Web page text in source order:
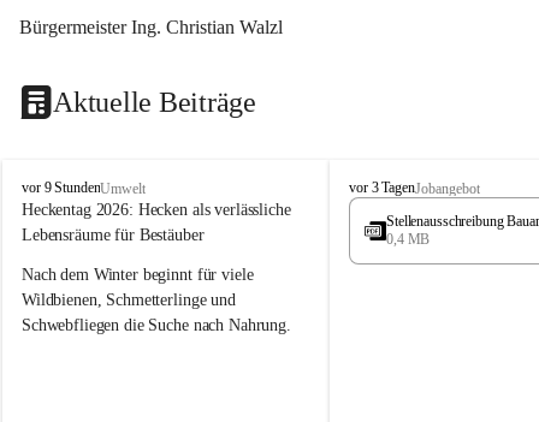
Bürgermeister Ing. Christian Walzl
Aktuelle Beiträge
S
t
ö
s
i
n
vor 9 StundenUmwelt
Heckentag 2026: Hecken als verlässliche
Lebensräume für Bestäuber
Nach dem Winter beginnt für viele
Wildbienen, Schmetterlinge und
Schwebfliegen die Suche nach Nahrung.
S
t
s
vor 3 TagenJobangebot
Stellenausschreibung
0,4 MB